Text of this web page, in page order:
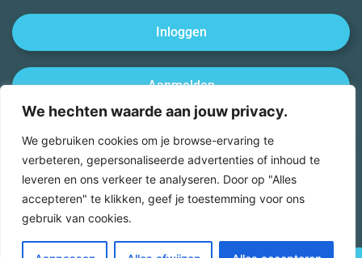
We hechten waarde aan jouw privacy.
We gebruiken cookies om je browse-ervaring te
verbeteren, gepersonaliseerde advertenties of inhoud te
leveren en ons verkeer te analyseren. Door op "Alles
accepteren" te klikken, geef je toestemming voor ons
gebruik van cookies.
Inloggen
Aanmelden
Afmelden
Download onze app in de Appstore of Playstore